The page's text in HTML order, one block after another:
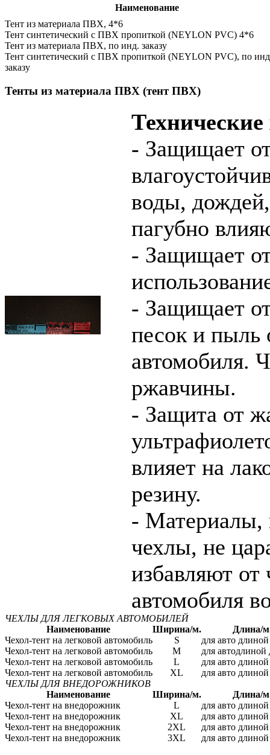
Наименование
Тент из материала ПВХ, 4*6
Тент синтетический с ПВХ пропиткой (NEYLON PVC) 4*6
Тент из материала ПВХ, по инд. заказу
Тент синтетический с ПВХ пропиткой (NEYLON PVC), по
заказу
Тенты из материала ПВХ (тент ПВХ)
- Защищает
воды, дождей,
пагубно
- Защищает
- Защищает
песок и пыль
автомобиля.
ржавчины.
- Защита от
влияет на
резину.
- Материалы,
чехлы, не
избавляют от
автомобиля
ЧЕХЛЫ ДЛЯ ЛЕГКОВЫХ АВТОМОБИЛЕЙ
Наименование
Ширина/м.
Длина/
Чехол-тент на легковой автомобиль
S
для авто
Чехол-тент на легковой автомобиль
M
для автодлиной
Чехол-тент на легковой автомобиль
L
для авто
Чехол-тент на легковой автомобиль
XL
для авто
ЧЕХЛЫ ДЛЯ ВНЕДОРОЖНИКОВ
Наименование
Ширина/м.
Длина/
Чехол-тент на внедорожник
L
для авто
Чехол-тент на внедорожник
XL
для авто
Чехол-тент на внедорожник
2XL
для авто
Чехол-тент на внедорожник
3XL для авто